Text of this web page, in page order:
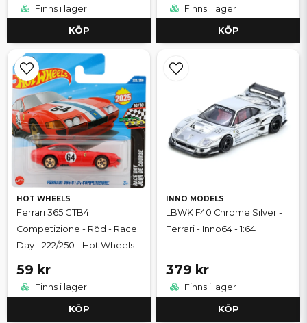
Finns i lager
KÖP
Finns i lager
KÖP
HOT WHEELS
Ferrari 365 GTB4
Competizione - Röd - Race
Day - 222/250 - Hot Wheels
59 kr
Finns i lager
KÖP
INNO MODELS
LBWK F40 Chrome Silver -
Ferrari - Inno64 - 1:64
379 kr
Finns i lager
KÖP